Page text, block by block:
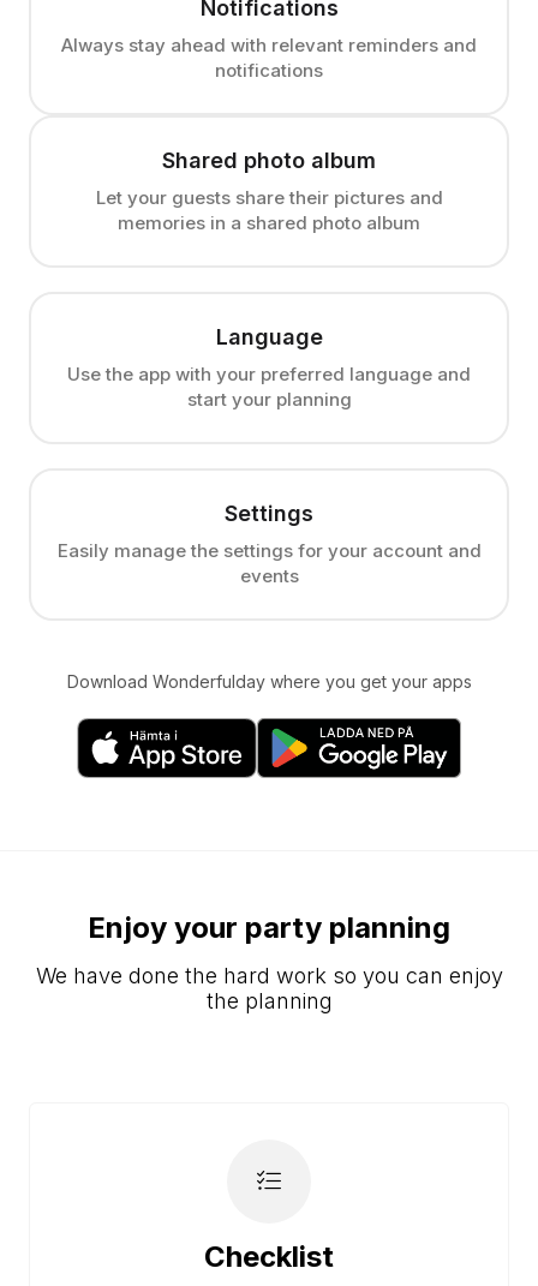
Notifications
Always stay ahead with relevant reminders and
notifications
Shared photo album
Let your guests share their pictures and
memories in a shared photo album
Language
Use the app with your preferred language and
start your planning
Settings
Easily manage the settings for your account and
events
Download Wonderfulday where you get your apps
Enjoy your party planning
We have done the hard work so you can enjoy
the planning
Checklist